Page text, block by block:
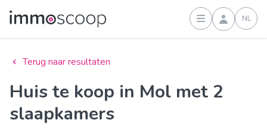
Inloggen
NL
Terug naar resultaten
Huis te koop in Mol met 2
slaapkamers